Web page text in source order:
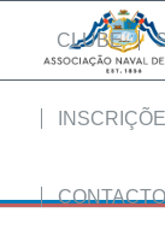
CLUBE